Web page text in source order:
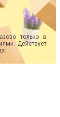
только в
Действует